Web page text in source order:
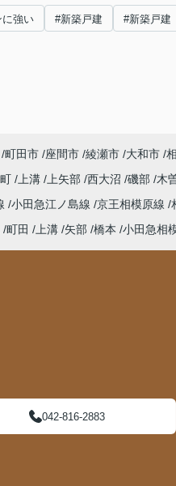
に強い #新築戸建 #新築戸建
町田市 座間市 綾瀬市 大和市
上溝 上矢部 西大沼 磯部 木
小田急江ノ島線 京王相模原線
町田 上溝 矢部 橋本 小田急相
042-816-2883